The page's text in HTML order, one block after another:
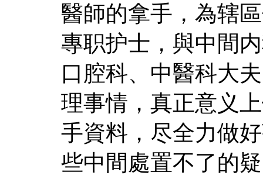
醫師的拿手，為辖
專职护士，與中間
口腔科、中醫科大
理事情，真正意义
手資料，尽全力做
些中間處置不了的